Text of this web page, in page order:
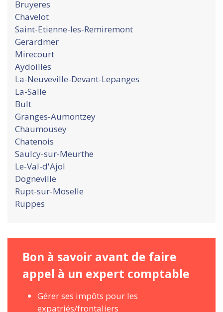
Bruyeres
Chavelot
Saint-Etienne-les-Remiremont
Gerardmer
Mirecourt
Aydoilles
La-Neuveville-Devant-Lepanges
La-Salle
Bult
Granges-Aumontzey
Chaumousey
Chatenois
Saulcy-sur-Meurthe
Le-Val-d'Ajol
Dogneville
Rupt-sur-Moselle
Ruppes
Bon à savoir avant de faire
appel à un expert comptable
Gérer ses impôts pour les
expatriés/frontaliers